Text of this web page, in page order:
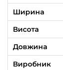
Ширина
Висота
Довжина
Виробник